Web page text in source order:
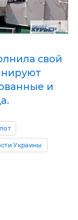
свой
и
Украины